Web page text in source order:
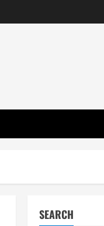
SEARCH